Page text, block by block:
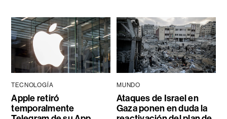
TECNOLOGÍA
Apple retiró
temporalmente
MUNDO
Ataques de Israel en
Gaza ponen en duda la